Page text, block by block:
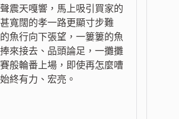
震天嘎響，馬上吸引買家的
寬闊的孝一路更顯寸步難
魚行向下張望，一簍簍的魚
來接去、品頭論足，一攤攤
般輪番上場，即使再怎麼嘈
終有力、宏亮。